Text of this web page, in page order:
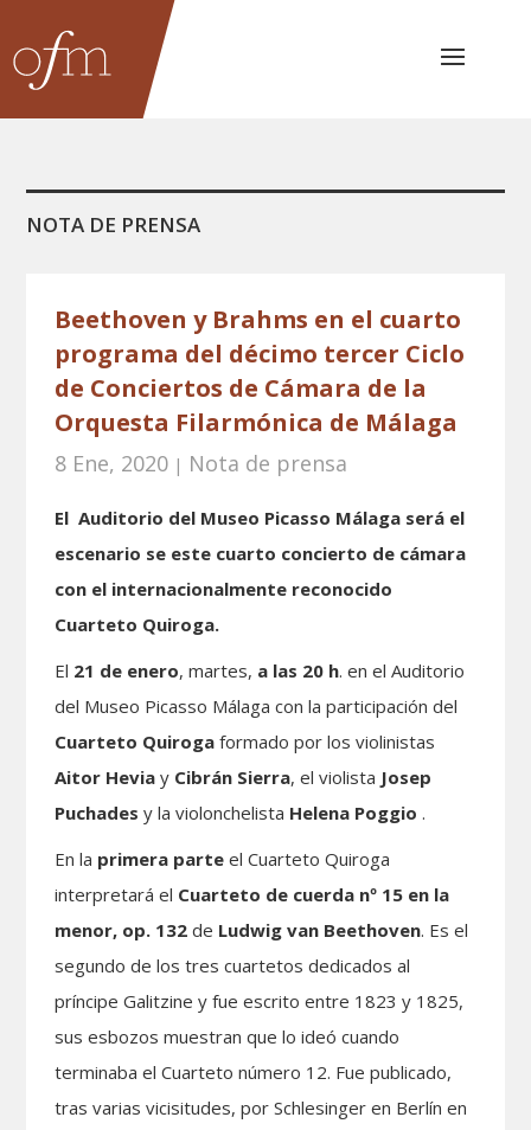
NOTA DE PRENSA
Beethoven y Brahms en el cuarto
programa del décimo tercer Ciclo
de Conciertos de Cámara de la
Orquesta Filarmónica de Málaga
8 Ene, 2020 | Nota de prensa
El Auditorio del Museo Picasso Málaga será el
escenario se este cuarto concierto de cámara
con el internacionalmente reconocido
Cuarteto Quiroga.
El 21 de enero, martes, a las 20 h. en el Auditorio
del Museo Picasso Málaga con la participación del
Cuarteto Quiroga formado por los violinistas
Aitor Heviay Cibrán Sierra, el violista Josep
Puchades y la violonchelista Helena Poggio .
En la primera parte el Cuarteto Quiroga
interpretará el Cuarteto de cuerda nº 15 en la
menor, op. 132de Ludwig van Beethoven. Es el
segundo de los tres cuartetos dedicados al
príncipe Galitzine y fue escrito entre 1823 y 1825,
sus esbozos muestran que lo ideó cuando
terminaba el Cuarteto número 12. Fue publicado,
tras varias vicisitudes, por Schlesinger en Berlín en